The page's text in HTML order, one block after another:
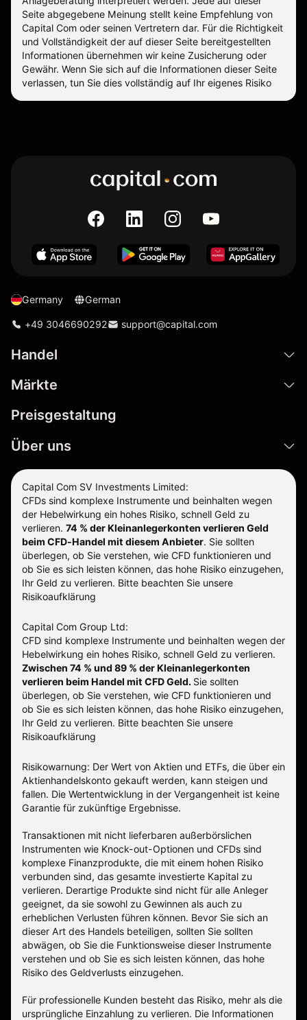
Seite abgegebene Meinung stellt keine Empfehlung von
Capital Com oder seinen Vertretern dar. Für die Richtigkeit
und Vollständigkeit der auf dieser Seite bereitgestellten
Informationen übernehmen wir keine Zusicherung oder
Gewähr. Wenn Sie sich auf die Informationen dieser Seite
verlassen, tun Sie dies vollständig auf Ihr eigenes Risiko
Germany German
+49 3046690292 support@capital.com
Handel
Märkte
Preisgestaltung
Über uns
Capital Com SV Investments Limited:
CFDs sind komplexe Instrumente und beinhalten wegen
der Hebelwirkung ein hohes Risiko, schnell Geld zu
verlieren. 74 % der Kleinanlegerkonten verlieren Geld
beim CFD-Handel mit diesem Anbieter. Sie sollten
überlegen, ob Sie verstehen, wie CFD funktionieren und
ob Sie es sich leisten können, das hohe Risiko einzugehen,
Ihr Geld zu verlieren. Bitte beachten Sie unsere
Risikoaufklärung
Capital Com Group Ltd:
CFD sind komplexe Instrumente und beinhalten wegen der
Hebelwirkung ein hohes Risiko, schnell Geld zu verlieren.
Zwischen 74 % und 89 % der Kleinanlegerkonten
verlieren beim Handel mit CFD Geld. Sie sollten
überlegen, ob Sie verstehen, wie CFD funktionieren und
ob Sie es sich leisten können, das hohe Risiko einzugehen,
Ihr Geld zu verlieren. Bitte beachten Sie unsere
Risikoaufklärung
Risikowarnung: Der Wert von Aktien und ETFs, die über ein
Aktienhandelskonto gekauft werden, kann steigen und
fallen. Die Wertentwicklung in der Vergangenheit ist keine
Garantie für zukünftige Ergebnisse.
Transaktionen mit nicht lieferbaren außerbörslichen
Instrumenten wie Knock-out-Optionen und CFDs sind
komplexe Finanzprodukte, die mit einem hohen Risiko
verbunden sind, das gesamte investierte Kapital zu
verlieren. Derartige Produkte sind nicht für alle Anleger
geeignet, da sie sowohl zu Gewinnen als auch zu
erheblichen Verlusten führen können. Bevor Sie sich an
dieser Art des Handels beteiligen, sollten Sie sollten
abwägen, ob Sie die Funktionsweise dieser Instrumente
verstehen und ob Sie es sich leisten können, das hohe
Risiko des Geldverlusts einzugehen.
Für professionelle Kunden besteht das Risiko, mehr als die
ursprüngliche Einzahlung zu verlieren. Die Informationen